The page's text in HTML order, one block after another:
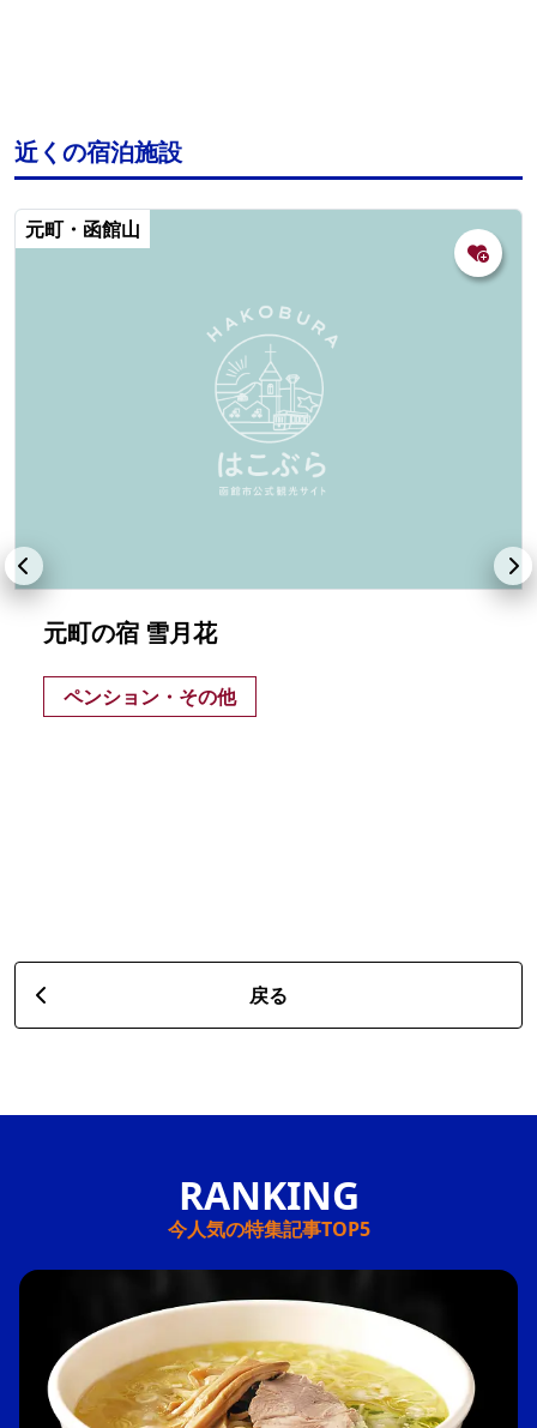
近くの宿泊施設
元町・函館山
元町の宿 雪月花
ペンション・その他
戻る
今人気の特集記事TOP5